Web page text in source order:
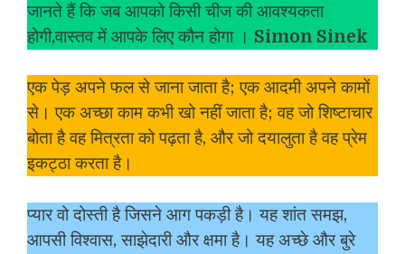
जानते हैं कि जब आपको किसी चीज की आवश्यकता
होगी,वास्तव में आपके लिए कौन होगा । Simon Sinek
एक पेड़ अपने फल से जाना जाता है; एक आदमी अपने कामों
से। एक अच्छा काम कभी खो नहीं जाता है; वह जो शिष्टाचार
बोता है वह मित्रता को पढ़ता है, और जो दयालुता है वह प्रेम
इकट्ठा करता है।
प्यार वो दोस्ती है जिसने आग पकड़ी है। यह शांत समझ,
आपसी विश्वास, साझेदारी और क्षमा है। यह अच्छे और बुरे